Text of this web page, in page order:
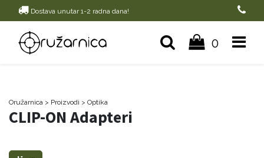
Dostava unutar 1-2 radna dana!
0
Oružarnica > Proizvodi > Optika
CLIP-ON Adapteri